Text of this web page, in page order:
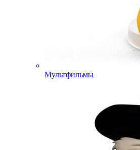
Мультфильмы